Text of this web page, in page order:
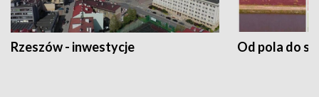
Rzeszów - inwestycje Od pola do